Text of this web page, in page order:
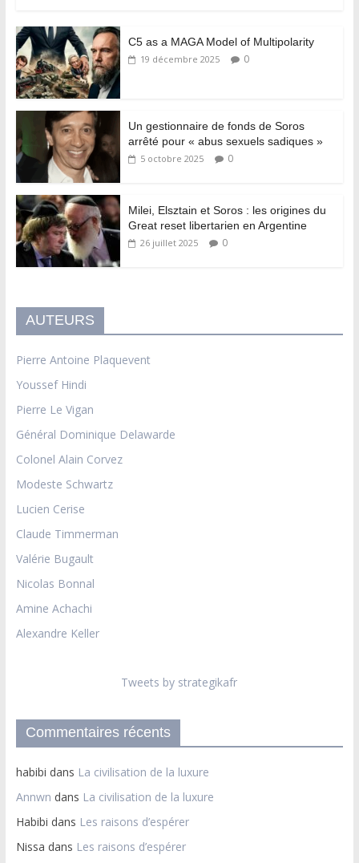
C5 as a MAGA Model of Multipolarity
19 décembre 2025 0
Un gestionnaire de fonds de Soros
arrêté pour « abus sexuels sadiques »
5 octobre 2025 0
Milei, Elsztain et Soros : les origines du
Great reset libertarien en Argentine
26 juillet 2025 0
AUTEURS
Pierre Antoine Plaquevent
Youssef Hindi
Pierre Le Vigan
Général Dominique Delawarde
Colonel Alain Corvez
Modeste Schwartz
Lucien Cerise
Claude Timmerman
Valérie Bugault
Nicolas Bonnal
Amine Achachi
Alexandre Keller
Tweets by strategikafr
Commentaires récents
habibi dans La civilisation de la luxure
Annwn dans La civilisation de la luxure
Habibi dans Les raisons d’espérer
Nissa dans Les raisons d’espérer